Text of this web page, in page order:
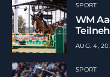
SPORT
WM
AUG. 4,
SPORT